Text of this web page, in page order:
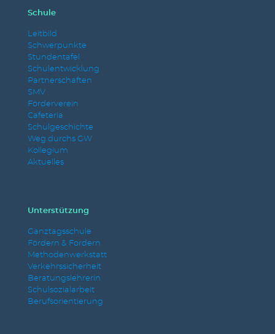
Schule
Leitbild
Schwerpunkte
Stundentafel
Schulentwicklung
Partnerschaften
SMV
Förderverein
Cafeteria
Schulgeschichte
Weg durchs GW
Kollegium
Aktuelles
Unterstützung
Ganztagsschule
Fördern & Fordern
Methodenwerkstatt
Verkehrssicherheit
Beratungslehrerin
Schulsozialarbeit
Berufsorientierung